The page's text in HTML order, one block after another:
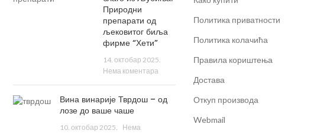
Природни
препарати од
љековитог биља
фирме “Хети”
14. октобар 2025.
Нема коментара
Вина винарије Тврдош – од
лозе до ваше чаше
10. октобар 2025.
Нема
Политика приватности
Политика колачића
Правила кориштења
Достава
Откуп производа
Webmail